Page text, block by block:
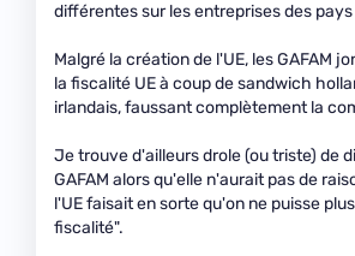
différentes sur les entreprises des
Malgré la création de l'UE, les GAFAM
la fiscalité UE à coup de sandwich
irlandais, faussant complètement la
Je trouve d'ailleurs drole (ou triste) de
GAFAM alors qu'elle n'aurait pas de
l'UE faisait en sorte qu'on ne puisse
fiscalité".